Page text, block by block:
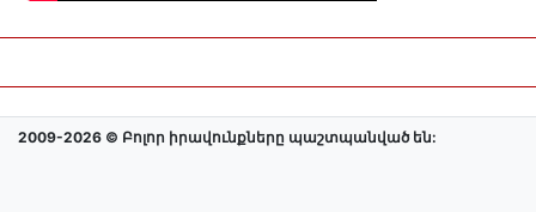
2009-2026 © Բոլոր իրավունքները պաշտպանված են: